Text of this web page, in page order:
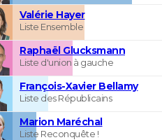
Valérie Hayer
Liste Ensemble
Raphaël Glucksmann
Liste d'union à gauche
François-Xavier Bellamy
Liste des Républicains
Marion Maréchal
Liste Reconquête !